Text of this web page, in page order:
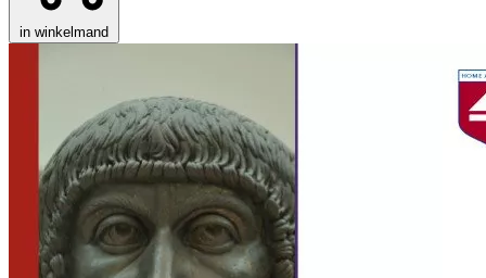
in winkelmand